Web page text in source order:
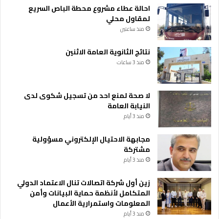
احالة عطاء مشروع محطة الباص السريع
لمقاول محلي
منذ ساعتين
نتائج الثانوية العامة الاثنين
منذ 3 ساعات
لا صحة لمنع احد من تسجيل شكوى لدى
النيابة العامة
منذ 3 أيام
مجابهة الاحتيال الإلكتروني مسؤولية
مشتركة
منذ 3 أيام
زين أول شركة اتصالات تنال الاعتماد الدولي
المتكامل لأنظمة حماية البيانات وأمن
المعلومات واستمرارية الأعمال
منذ 3 أيام